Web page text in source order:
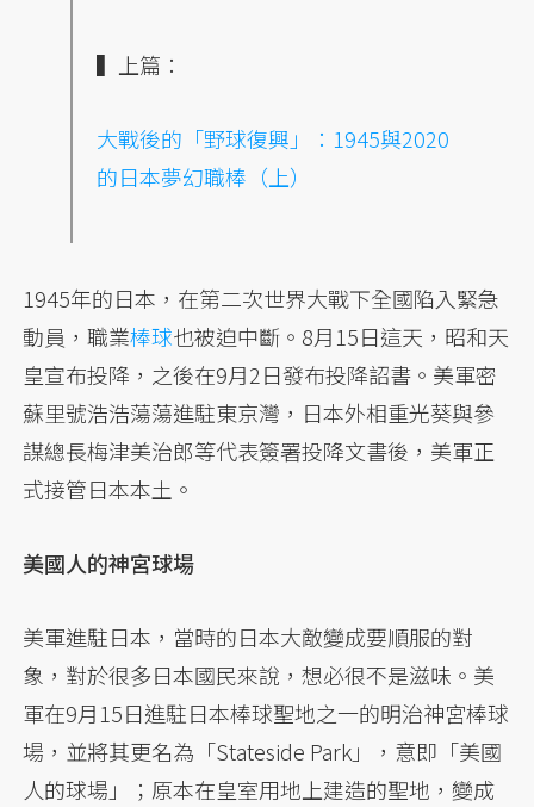
▍上篇：
大戰後的「野球復興」：1945與2020
的日本夢幻職棒（上）
1945年的日本，在第二次世界大戰下全國陷入緊急
動員，職業棒球也被迫中斷。8月15日這天，昭和天
皇宣布投降，之後在9月2日發布投降詔書。美軍密
蘇里號浩浩蕩蕩進駐東京灣，日本外相重光葵與參
謀總長梅津美治郎等代表簽署投降文書後，美軍正
式接管日本本土。
美國人的神宮球場
美軍進駐日本，當時的日本大敵變成要順服的對
象，對於很多日本國民來說，想必很不是滋味。美
軍在9月15日進駐日本棒球聖地之一的明治神宮棒球
場，並將其更名為「Stateside Park」，意即「美國
人的球場」；原本在皇室用地上建造的聖地，變成